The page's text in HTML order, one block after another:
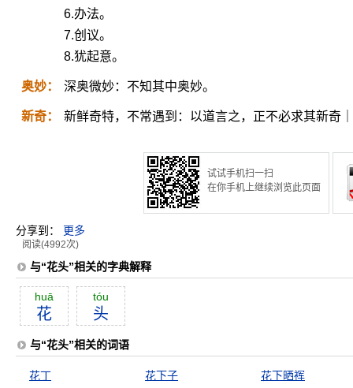
6.办法。
7.创议。
8.犹起意。
奥妙： 深奥微妙：不知其中奥妙。
新奇： 新鲜奇特，不常遇到：以道言之，正不必求其新奇
试试手机扫一扫
在你手机上继续浏览此页面
分享到： 更多
阅读(4992次)
与“花头”相关的字典解释
huā
花
tóu
头
与“花头”相关的词语
花丁 花下子
花下晒裈